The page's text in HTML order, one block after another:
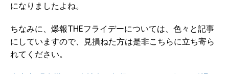
になりましたよね。
ちなみに、爆報THEフライデーについては、色々と記事
にしていますので、見損ねた方は是非こちらに立ち寄ら
れてください。